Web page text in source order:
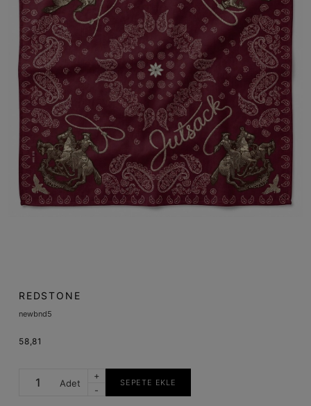
REDSTONE
newbnd5
58,81
Adet
+
-
SEPETE EKLE